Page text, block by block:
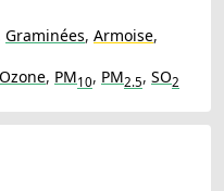
Graminées, Armoise,
Ozone, PM10, PM2.5, SO2